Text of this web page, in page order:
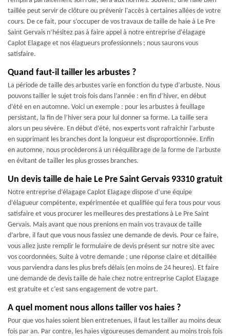
taillée peut servir de clôture ou prévenir l'accès à certaines allées de votre
cours. De ce fait, pour s’occuper de vos travaux de taille de haie à Le Pre
Saint Gervais n’hésitez pas à faire appel à notre entreprise d’élagage
Caplot Elagage et nos élagueurs professionnels ; nous saurons vous
satisfaire.
Quand faut-il tailler les arbustes ?
La période de taille des arbustes varie en fonction du type d’arbuste. Nous
pouvons tailler le sujet trois fois dans l’année : en fin d’hiver, en début
d’été en en automne. Voici un exemple : pour les arbustes à feuillage
persistant, la fin de l’hiver sera pour lui donner sa forme. La taille sera
alors un peu sévère. En début d’été, nos experts vont rafraîchir l’arbuste
en supprimant les branches dont la longueur est disproportionnée. Enfin
en automne, nous procèderons à un rééquilibrage de la forme de l’arbuste
en évitant de tailler les plus grosses branches.
Un devis taille de haie Le Pre Saint Gervais 93310 gratuit
Notre entreprise d’élagage Caplot Elagage dispose d’une équipe
d’élagueur compétente, expérimentée et qualifiée qui fera tous pour vous
satisfaire et vous procurer les meilleures des prestations à Le Pre Saint
Gervais. Mais avant que nous prenions en main vos travaux de taille
d’arbre, il faut que vous nous fassiez une demande de devis. Pour ce faire,
vous allez juste remplir le formulaire de devis présent sur notre site avec
vos coordonnées. Suite à votre demande ; une réponse claire et détaillée
vous parviendra dans les plus brefs délais (en moins de 24 heures). Et faire
une demande de devis taille de haie chez notre entreprise Caplot Elagage
est gratuite et c’est sans engagement de votre part.
A quel moment nous allons tailler vos haies ?
Pour que vos haies soient bien entretenues, il faut les tailler au moins deux
fois par an. Par contre, les haies vigoureuses demandent au moins trois fois